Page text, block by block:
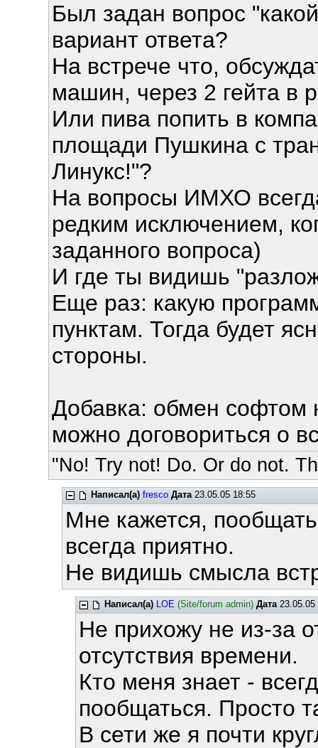
Был задан вопрос
вариант ответа?
На встрече что,
машин, через 2 гейта в
Или пива попить в
площади Пушкина с
Линукс!"?
На вопросы ИМХО
редким исключением,
заданного вопроса)
И где ты видишь
Еще раз: какую
пунктам. Тогда будет
стороны.
Добавка: обмен софтом
можно договориться о
"No! Try not! Do. Or do not.
Написал(а) fresco Дата23.05.05 18:55
Мне кажется,
всегда приятно.
Не видишь смысла
Написал(а) LOE (Site/forum admin) Дата23.05.05
Не прихожу не из-за
отсутствия времени.
Кто меня знает -
пообщаться. Просто
В сети же я почти